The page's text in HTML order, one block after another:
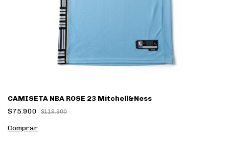
CAMISETA NBA ROSE 23 Mitchell&Ness
$75.900
$119.900
Comprar